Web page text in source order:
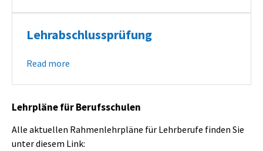
Lehrabschlussprüfung
Read more
Lehrpläne für Berufsschulen
Alle aktuellen Rahmenlehrpläne für Lehrberufe finden Sie
unter diesem Link: